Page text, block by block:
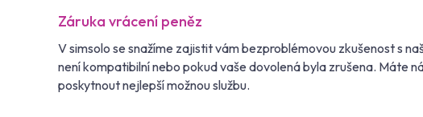
Záruka vrácení peněz
V simsolo se snažíme zajistit vám bezproblémovou zkušenost s
není kompatibilní nebo pokud vaše dovolená byla zrušena. Máte
poskytnout nejlepší možnou službu.